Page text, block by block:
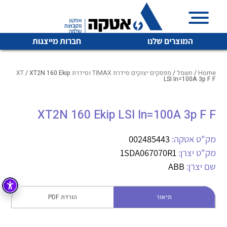
המוצרים שלנו חברות מייצגות
איכות | שרות | זמינות
והפצה של מוצרי
מיתוג, בקרה , ואינסטלציה חשמלית ופעילה ב7 תחומים:
חשמל מיתוג ואינסטלציה חשמלית
בקרה
זיווד
לכל מוצרי היצרן לכל מוצרי היצרן
לכל מוצרי היצרן לכל מוצרי היצרן
Home
/ חשמל / מפסקים יצוקים סידרת TIMAX וסידרת XT / XT2N 160 Ekip
LSI In=100A 3p F F
XT2N 160 Ekip LSI In=100A 3p F F
מק"ט אטקה: 002485443
מק"ט יצרן: 1SDA067070R1
שם יצרן: ABB
תיאור הורדת PDF